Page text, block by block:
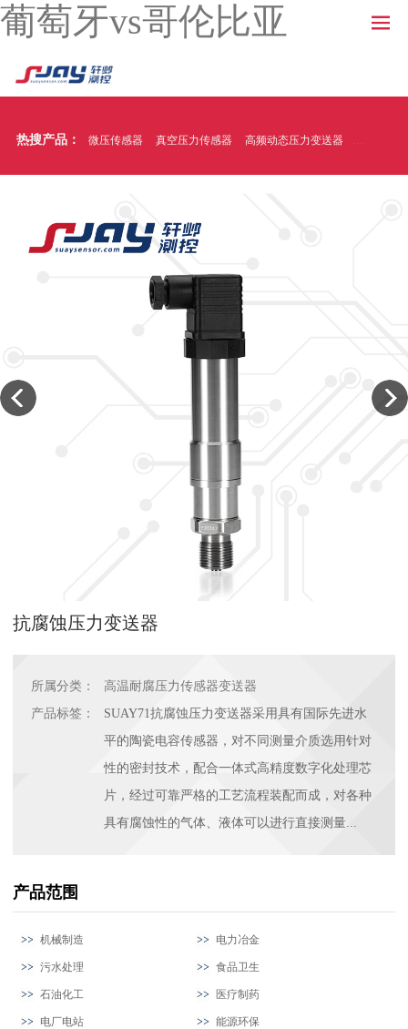
葡萄牙vs哥伦比亚
热搜产品： 微压传感器 真空压力传感器 高频动态压力变送器 温压一体
抗腐蚀压力变送器
所属分类：
高温耐腐压力传感器变送器
产品标签：
SUAY71抗腐蚀压力变送器采用具有国际先进水
平的陶瓷电容传感器，对不同测量介质选用针对
性的密封技术，配合一体式高精度数字化处理芯
片，经过可靠严格的工艺流程装配而成，对各种
具有腐蚀性的气体、液体可以进行直接测量...
产品范围
机械制造 电力冶金
污水处理 食品卫生
石油化工 医疗制药
电厂电站 能源环保